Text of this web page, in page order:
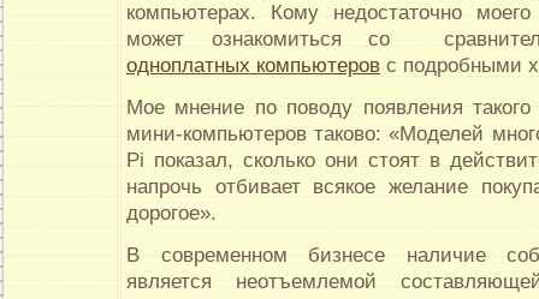
компьютерах. Кому недостаточно моего
может ознакомиться со
одноплатных компьютеров с подробными
Мое мнение по поводу появления такого
мини-компьютеров таково: «Моделей
Pi показал, сколько они стоят в
напрочь отбивает всякое желание
дорогое».
В современном бизнесе наличие
является неотъемлемой